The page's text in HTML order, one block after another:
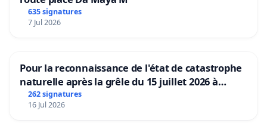
635 signatures
7 Jul 2026
Pour la reconnaissance de l'état de catastrophe
naturelle après la grêle du 15 juillet 2026 à
Aubenas et ses alentours
262 signatures
16 Jul 2026